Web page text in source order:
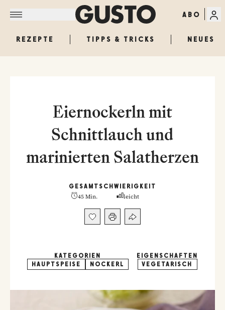
ABO
REZEPTE TIPPS & TRICKS NEUES
Eiernockerln mit
Schnittlauch und
marinierten Salatherzen
GESAMT
45 Min.
SCHWIERIGKEIT
leicht
KATEGORIEN
HAUPTSPEISE
NOCKERL
EIGENSCHAFTEN
VEGETARISCH